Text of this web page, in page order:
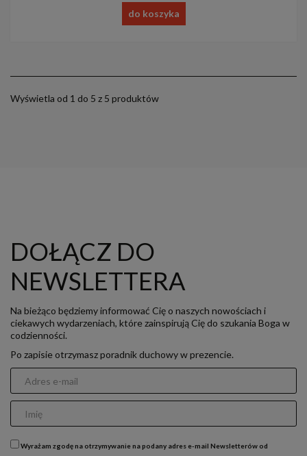
do koszyka
Wyświetla od 1 do 5 z 5 produktów
DOŁĄCZ DO
NEWSLETTERA
Na bieżąco będziemy informować Cię o naszych nowościach i
ciekawych wydarzeniach, które zainspirują Cię do szukania Boga w
codzienności.
Po zapisie otrzymasz poradnik duchowy w prezencie.
Wyrażam zgodę na otrzymywanie na podany adres e-mail Newsletterów od